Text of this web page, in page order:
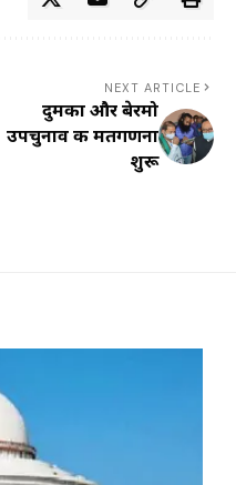
NEXT ARTICLE
दुमका और बेरमो
उपचुनाव की मतगणना
शुरू